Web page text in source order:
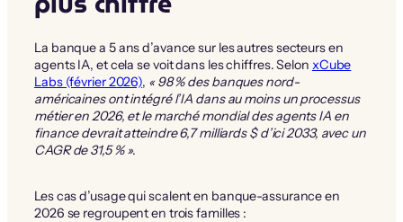
La banque a 5 ans d’avance sur les autres secteurs en
agents IA, et cela se voit dans les chiffres. Selon xCube
Labs (février 2026), « 98 % des banques nord-
américaines ont intégré l’IA dans au moins un processus
métier en 2026, et le marché mondial des agents IA en
finance devrait atteindre 6,7 milliards $ d’ici 2033, avec un
CAGR de 31,5 % ».
Les cas d’usage qui scalent en banque-assurance en
2026 se regroupent en trois familles :